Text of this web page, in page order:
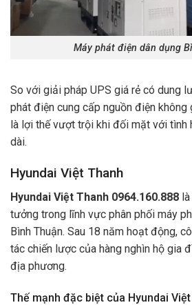
Máy phát điện dân dụng
So với giải pháp UPS giá rẻ có dung
phát điện cung cấp nguồn điện
là lợi thế vượt trội khi đối mặt với tình
dài.
Hyundai Việt Thanh
Hyundai Việt Thanh 0964.160.888
tưởng trong lĩnh vực phân phối máy
Bình Thuận. Sau 18 năm hoạt động,
tác chiến lược của hàng nghìn hộ gia
địa phương.
Thế mạnh đặc biệt của Hyundai